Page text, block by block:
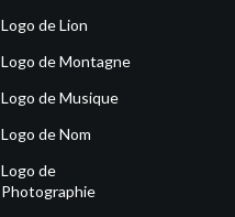
Logo de Lion
Logo de Montagne
Logo de Musique
Logo de Nom
Logo de
Photographie